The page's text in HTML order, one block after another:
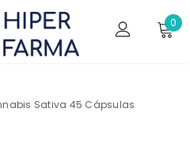
0
Sativa 45 Cápsulas